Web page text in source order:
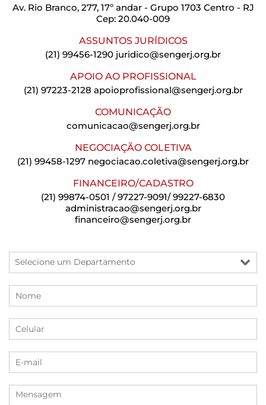
Av. Rio Branco, 277, 17º andar - Grupo 1703 Centro - RJ
Cep: 20.040-009
ASSUNTOS JURÍDICOS
(21) 99456-1290 juridico@sengerj.org.br
APOIO AO PROFISSIONAL
(21) 97223-2128 apoioprofissional@sengerj.org.br
COMUNICAÇÃO
comunicacao@sengerj.org.br
NEGOCIAÇÃO COLETIVA
(21) 99458-1297 negociacao.coletiva@sengerj.org.br
FINANCEIRO/CADASTRO
(21) 99874-0501 / 97227-9091/ 99227-6830
administracao@sengerj.org.br
financeiro@sengerj.org.br